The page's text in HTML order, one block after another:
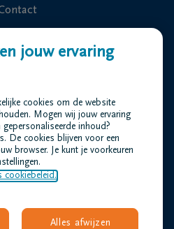
vragen
jouw ervaring
cookies om de website
Mogen wij jouw ervaring
inhoud?
De cookies blijven voor een
browser. Je kunt je voorkeuren
cookiebeleid.
Alles afwijzen